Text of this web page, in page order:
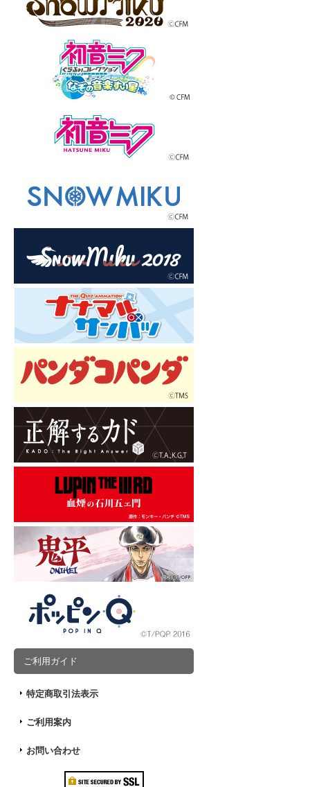
ご利用ガイド
特定商取引法表示
ご利用案内
お問い合わせ